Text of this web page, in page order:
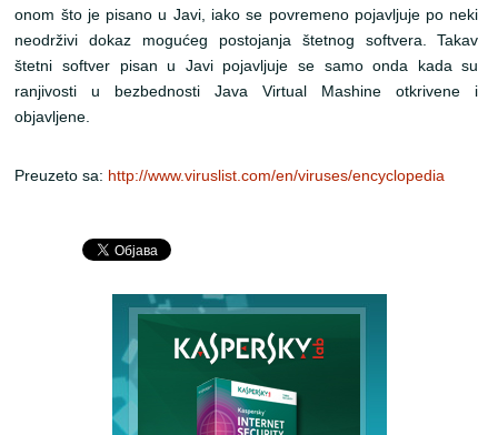
onom što je pisano u Javi, iako se povremeno pojavljuje po neki
neodrživi dokaz mogućeg postojanja štetnog softvera. Takav
štetni softver pisan u Javi pojavljuje se samo onda kada su
ranjivosti u bezbednosti Java Virtual Mashine otkrivene i
objavljene.
Preuzeto sa: http://www.viruslist.com/en/viruses/encyclopedia